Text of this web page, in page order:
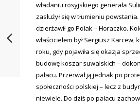
władaniu rosyjskiego generała
zasłużył się w tłumieniu
dzierżawił go Polak – Horaczko.
właścicielem był Sergiusz Karcew,
roku, gdy pojawiła się okazja
budowę koszar suwalskich –
pałacu. Przerwał ją jednak po
społeczności polskiej – lecz z
niewiele. Do dziś po pałacu